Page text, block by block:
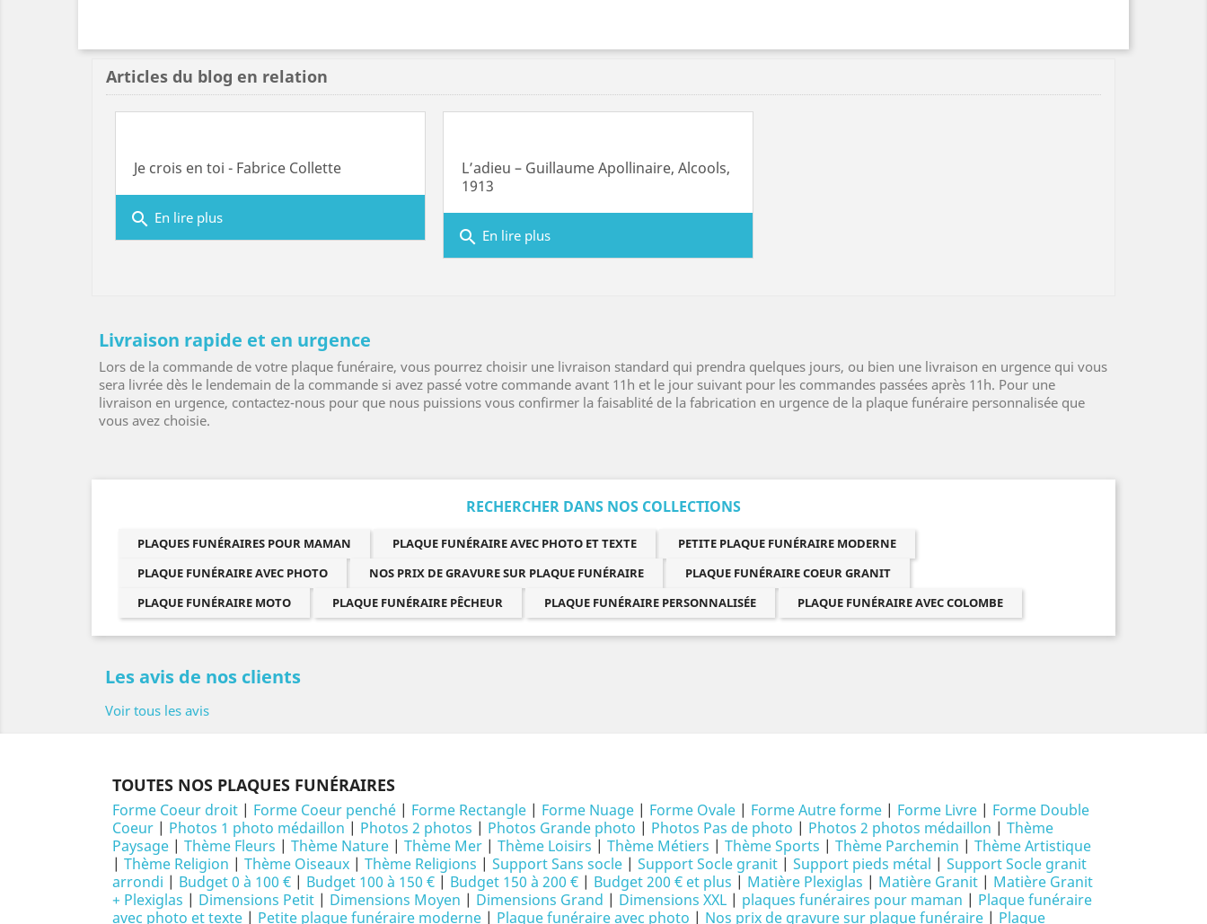
Articles du blog en relation
Je crois en toi - Fabrice Collette
search En lire plus
L’adieu – Guillaume Apollinaire, Alcools,
1913
search En lire plus
Livraison rapide et en urgence
Lors de la commande de votre plaque funéraire, vous pourrez choisir une livraison standard qui prendra quelques jours, ou bien une livraison en urgence qui vous
sera livrée dès le lendemain de la commande si avez passé votre commande avant 11h et le jour suivant pour les commandes passées après 11h. Pour une
livraison en urgence, contactez-nous pour que nous puissions vous confirmer la faisablité de la fabrication en urgence de la plaque funéraire personnalisée que
vous avez choisie.
RECHERCHER DANS NOS COLLECTIONS
PLAQUES FUNÉRAIRES POUR MAMAN PLAQUE FUNÉRAIRE AVEC PHOTO ET TEXTE
PETITE PLAQUE FUNÉRAIRE MODERNE
PLAQUE FUNÉRAIRE AVEC PHOTO
NOS PRIX DE GRAVURE SUR PLAQUE FUNÉRAIRE
PLAQUE FUNÉRAIRE COEUR GRANIT
PLAQUE FUNÉRAIRE MOTO
PLAQUE FUNÉRAIRE PÊCHEUR PLAQUE FUNÉRAIRE PERSONNALISÉE PLAQUE FUNÉRAIRE AVEC COLOMBE
Les avis de nos clients
Voir tous les avis
TOUTES NOS PLAQUES FUNÉRAIRES
Forme Coeur droit | Forme Coeur penché | Forme Rectangle | Forme Nuage | Forme Ovale | Forme Autre forme | Forme Livre | Forme Double
Coeur | Photos 1 photo médaillon | Photos 2 photos | Photos Grande photo | Photos Pas de photo | Photos 2 photos médaillon | Thème
Paysage | Thème Fleurs | Thème Nature | Thème Mer | Thème Loisirs | Thème Métiers | Thème Sports | Thème Parchemin | Thème Artistique
| Thème Religion | Thème Oiseaux | Thème Religions | Support Sans socle | Support Socle granit | Support pieds métal | Support Socle granit
arrondi | Budget 0 à 100 € | Budget 100 à 150 € | Budget 150 à 200 € | Budget 200 € et plus | Matière Plexiglas | Matière Granit | Matière Granit
+ Plexiglas | Dimensions Petit | Dimensions Moyen | Dimensions Grand | Dimensions XXL | plaques funéraires pour maman | Plaque funéraire
avec photo et texte | Petite plaque funéraire moderne | Plaque funéraire avec photo | Nos prix de gravure sur plaque funéraire | Plaque